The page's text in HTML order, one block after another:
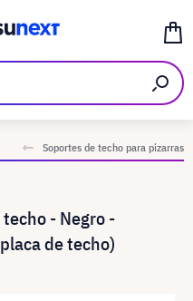
Soportes de techo para pizarras
- Negro -
de techo)